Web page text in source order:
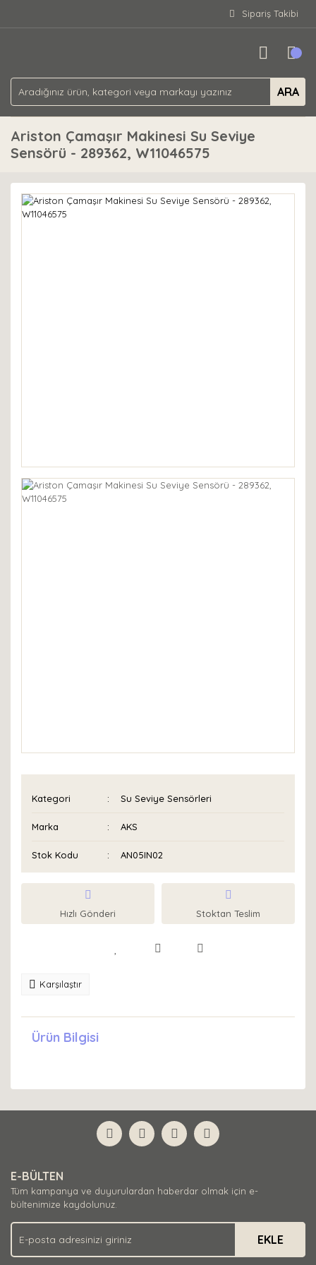
Sipariş Takibi
ARA
Ariston Çamaşır Makinesi Su Seviye
Sensörü - 289362, W11046575
Kategori Su Seviye Sensörleri
Marka AKS
Stok Kodu AN05IN02
Hızlı Gönderi Stoktan Teslim
Karşılaştır
Ürün Bilgisi
E-BÜLTEN
Tüm kampanya ve duyurulardan haberdar olmak için e-
bültenimize kaydolunuz.
EKLE